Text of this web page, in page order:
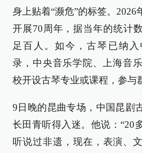
身上贴着“濒危”的标签。2026
开展70周年，据当年的统计
足百人。如今，古琴已纳
录，中央音乐学院、上海音
校开设古琴专业或课程，参与
9日晚的昆曲专场，中国昆剧
长田青听得入迷。他说：“20
听说过非遗，现在，表演、